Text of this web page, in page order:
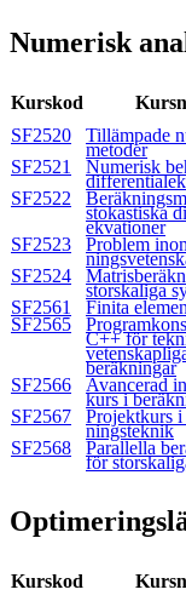
Numerisk
Kurskod
SF2520
Tillämpade
metoder
SF2521
Numerisk
SF2522
stokastiska
ekvationer
SF2523 Problem
SF2524
stor­skaliga
SF2561
Finita
SF2565
C++ för
beräkningar
SF2566 Avancerad
kurs i
SF2567
Projektkurs
nings­teknik
SF2568
Parallella
för
Kurskod